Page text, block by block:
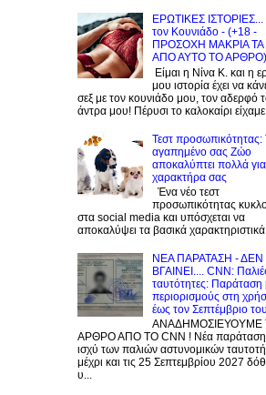
ΕΡΩΤΙΚΕΣ ΙΣΤΟΡΙΕΣ...
τον Kουνιάδο - (+18 -
ΠΡΟΣΟΧΗ ΜΑΚΡΙΑ ΤΑ
ΑΠΟ ΑΥΤΟ ΤΟ ΑΡΘΡΟ)
Είμαι η Νίνα Κ. και η
μου ιστορία έχει να
σεξ με τον κουνιάδο μου, τον αδερφό
άντρα μου! Πέρυσι το καλοκαίρι
Τεστ προσωπικότητας:
αγαπημένο σας Zώο
αποκαλύπτει πολλά
χαρακτήρα σας
Ένα νέο τεστ
προσωπικότητας
στα social media και υπόσχεται να
αποκαλύψει τα βασικά
NEA ΠΑΡΑΤΑΣΗ -
ΒΓΑΙΝΕΙ.... CNN:
ταυτότητες: Παράταση
περιορισμούς στη
έως τον Σεπτέμβριο
ΑΝΑΔΗΜΟΣΙΕΥΟΥΜΕ
ΑΡΘΡΟ ΑΠΟ ΤΟ CNN ! Νέα παράταση
ισχύ των παλιών αστυνομικών
μέχρι και τις 25 Σεπτεμβρίου 2027
υ...